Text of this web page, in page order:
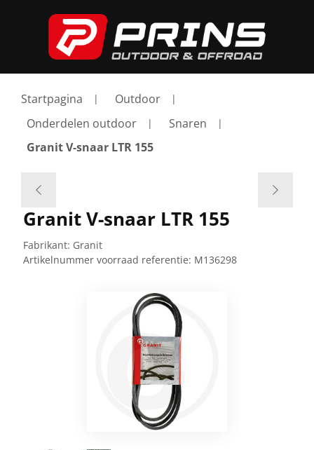
Startpagina
Outdoor
Onderdelen outdoor
Snaren
Granit V-snaar LTR 155
Granit V-snaar LTR 155
Fabrikant: Granit
Artikelnummer voorraad referentie: M136298